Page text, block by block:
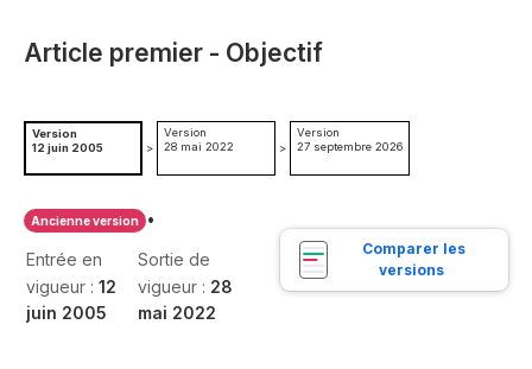
Article premier - Objectif
Version
12 juin 2005
>
Version
28 mai 2022
>
Version
27 septembre 2026
Ancienne version
•
Entrée en
vigueur : 12
juin 2005
Sortie de
vigueur : 28
mai 2022
Comparer les
versions